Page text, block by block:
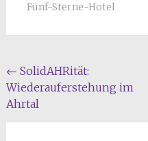
Fünf-Sterne-Hotel
Beitragsnavigation
← SolidAHRität:
Wiederauferstehung im
Ahrtal